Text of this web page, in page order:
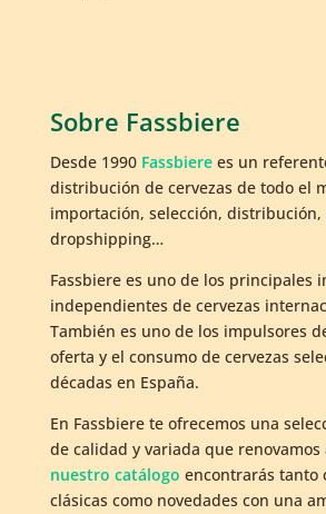
Sobre Fassbiere
Desde 1990 Fassbierees un
distribución de cervezas de todo el
importación, selección, distribución,
dropshipping…
Fassbiere es uno de los principales
independientes de cervezas
También es uno de los impulsores
oferta y el consumo de cervezas
décadas en España.
En Fassbiere te ofrecemos una
de calidad y variada que renovamos
nuestro catálogo encontrarás tanto
clásicas como novedades con una